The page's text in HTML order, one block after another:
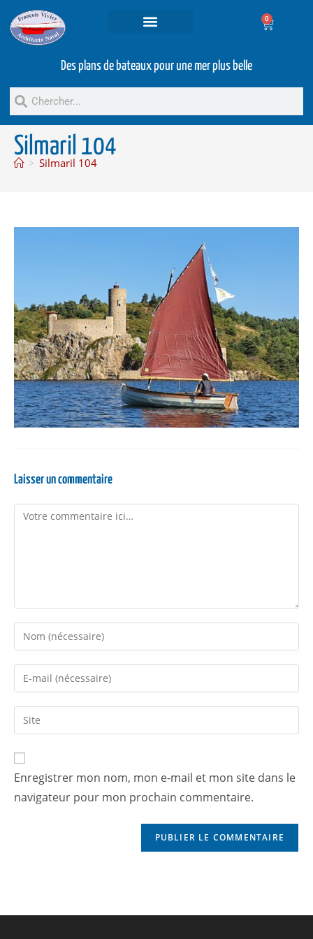
0
Des plans de bateaux pour une mer plus belle
Silmaril 104
> Silmaril 104
Laisser un commentaire
Enregistrer mon nom, mon e-mail et mon site dans le
navigateur pour mon prochain commentaire.